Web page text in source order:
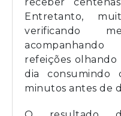
Entretanto,
verificando
refeições
dia consumindo
minutos antes de